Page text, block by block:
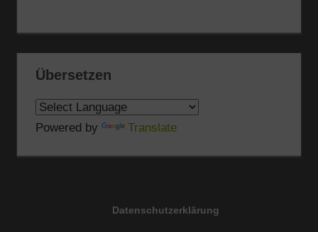
Übersetzen
Powered by Translate
Datenschutzerklärung